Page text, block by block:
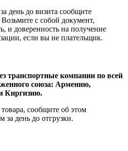
день до визита сообщите
с собой документ,
и доверенность на получение
если вы не плательщик.
транспортные компании по всей
союза: Армению,
Киргизию.
сообщите об этом
за день до отгрузки.